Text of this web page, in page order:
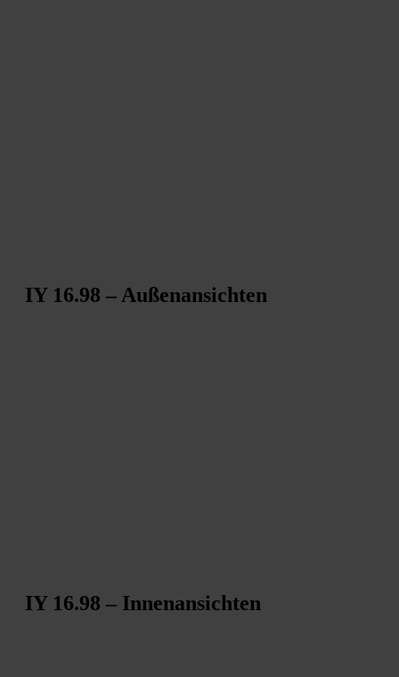
IY 16.98 – Außenansichten
IY 16.98 – Innenansichten